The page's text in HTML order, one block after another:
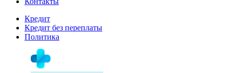
Кредит
Кредит без переплаты
Политика